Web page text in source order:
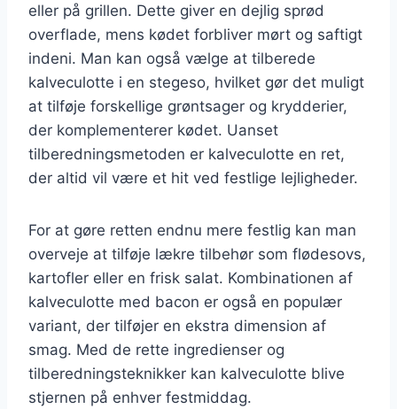
eller på grillen. Dette giver en dejlig sprød
overflade, mens kødet forbliver mørt og saftigt
indeni. Man kan også vælge at tilberede
kalveculotte i en stegeso, hvilket gør det muligt
at tilføje forskellige grøntsager og krydderier,
der komplementerer kødet. Uanset
tilberedningsmetoden er kalveculotte en ret,
der altid vil være et hit ved festlige lejligheder.
For at gøre retten endnu mere festlig kan man
overveje at tilføje lækre tilbehør som flødesovs,
kartofler eller en frisk salat. Kombinationen af
kalveculotte med bacon er også en populær
variant, der tilføjer en ekstra dimension af
smag. Med de rette ingredienser og
tilberedningsteknikker kan kalveculotte blive
stjernen på enhver festmiddag.